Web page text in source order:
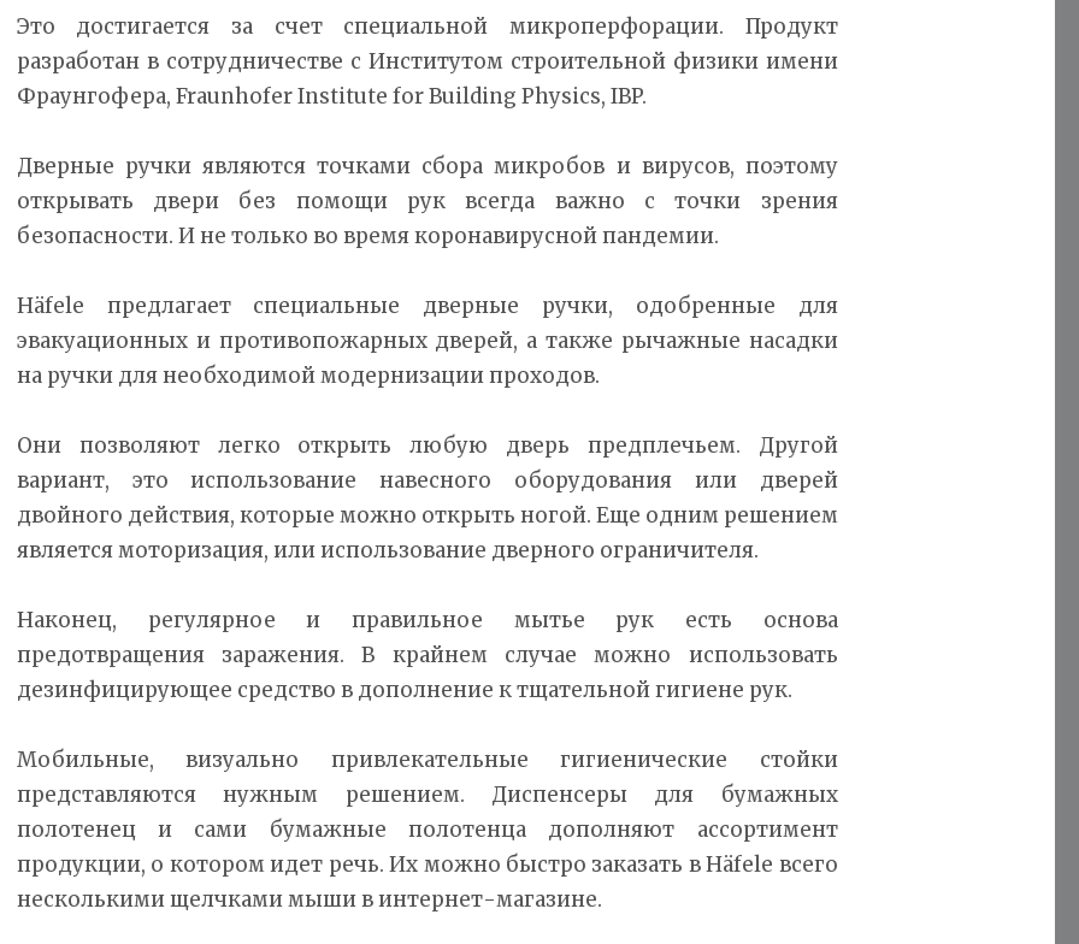
Это достигается за счет специальной микроперфорации. Продукт
разработан в сотрудничестве с Институтом строительной физики имени
Фраунгофера, Fraunhofer Institute for Building Physics, IBP.
Дверные ручки являются точками сбора микробов и вирусов, поэтому
открывать двери без помощи рук всегда важно с точки зрения
безопасности. И не только во время коронавирусной пандемии.
Häfele предлагает специальные дверные ручки, одобренные для
эвакуационных и противопожарных дверей, а также рычажные насадки
на ручки для необходимой модернизации проходов.
Они позволяют легко открыть любую дверь предплечьем. Другой
вариант, это использование навесного оборудования или дверей
двойного действия, которые можно открыть ногой. Еще одним решением
является моторизация, или использование дверного ограничителя.
Наконец, регулярное и правильное мытье рук есть основа
предотвращения заражения. В крайнем случае можно использовать
дезинфицирующее средство в дополнение к тщательной гигиене рук.
Мобильные, визуально привлекательные гигиенические стойки
представляются нужным решением. Диспенсеры для бумажных
полотенец и сами бумажные полотенца дополняют ассортимент
продукции, о котором идет речь. Их можно быстро заказать в Häfele всего
несколькими щелчками мыши в интернет-магазине.